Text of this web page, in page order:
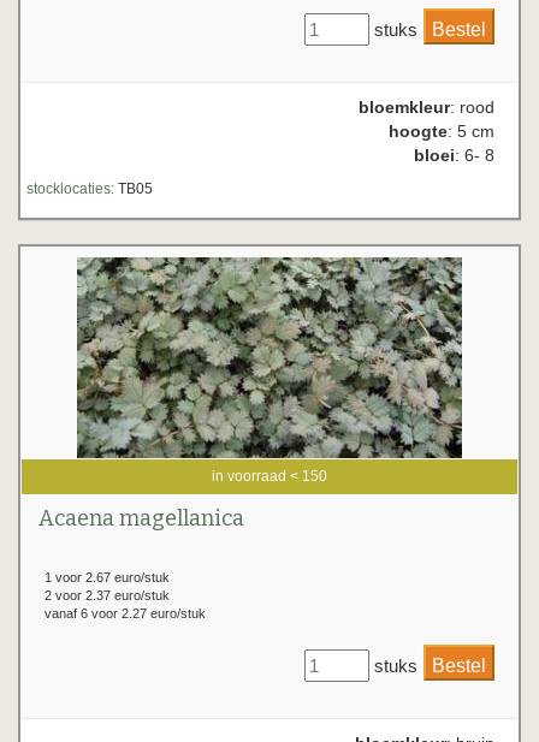
stuks
bloemkleur: rood
hoogte: 5 cm
bloei: 6- 8
stocklocaties: TB05
in voorraad < 150
Acaena magellanica
1 voor 2.67 euro/stuk
2 voor 2.37 euro/stuk
vanaf 6 voor 2.27 euro/stuk
stuks